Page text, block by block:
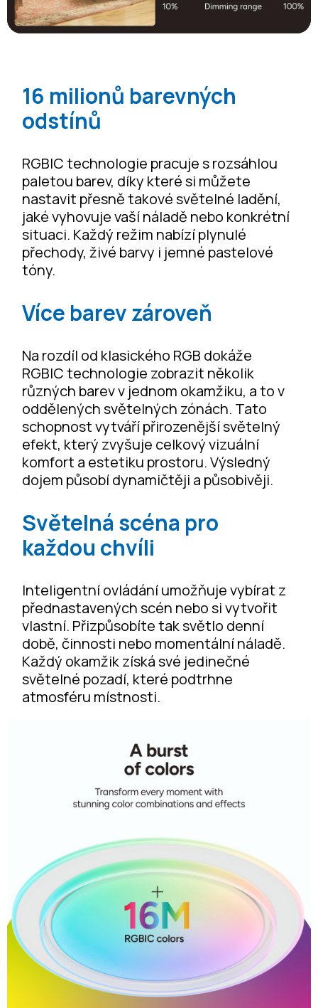
16 milionů barevných
odstínů
RGBIC technologie pracuje s rozsáhlou
paletou barev, díky které si můžete
nastavit přesně takové světelné ladění,
jaké vyhovuje vaší náladě nebo konkrétní
situaci. Každý režim nabízí plynulé
přechody, živé barvy i jemné pastelové
tóny.
Více barev zároveň
Na rozdíl od klasického RGB dokáže
RGBIC technologie zobrazit několik
různých barev v jednom okamžiku, a to v
oddělených světelných zónách. Tato
schopnost vytváří přirozenější světelný
efekt, který zvyšuje celkový vizuální
komfort a estetiku prostoru. Výsledný
dojem působí dynamičtěji a působivěji.
Světelná scéna pro
každou chvíli
Inteligentní ovládání umožňuje vybírat z
přednastavených scén nebo si vytvořit
vlastní. Přizpůsobíte tak světlo denní
době, činnosti nebo momentální náladě.
Každý okamžik získá své jedinečné
světelné pozadí, které podtrhne
atmosféru místnosti.